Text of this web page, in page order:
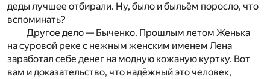
деды лучшее отбирали. Ну, было и быльём поросло, что
вспоминать?
Другое дело — Быченко. Прошлым летом Женька
на суровой реке с нежным женским именем Лена
заработал себе денег на модную кожаную куртку. Вот
вам и доказательство, что надёжный это человек,